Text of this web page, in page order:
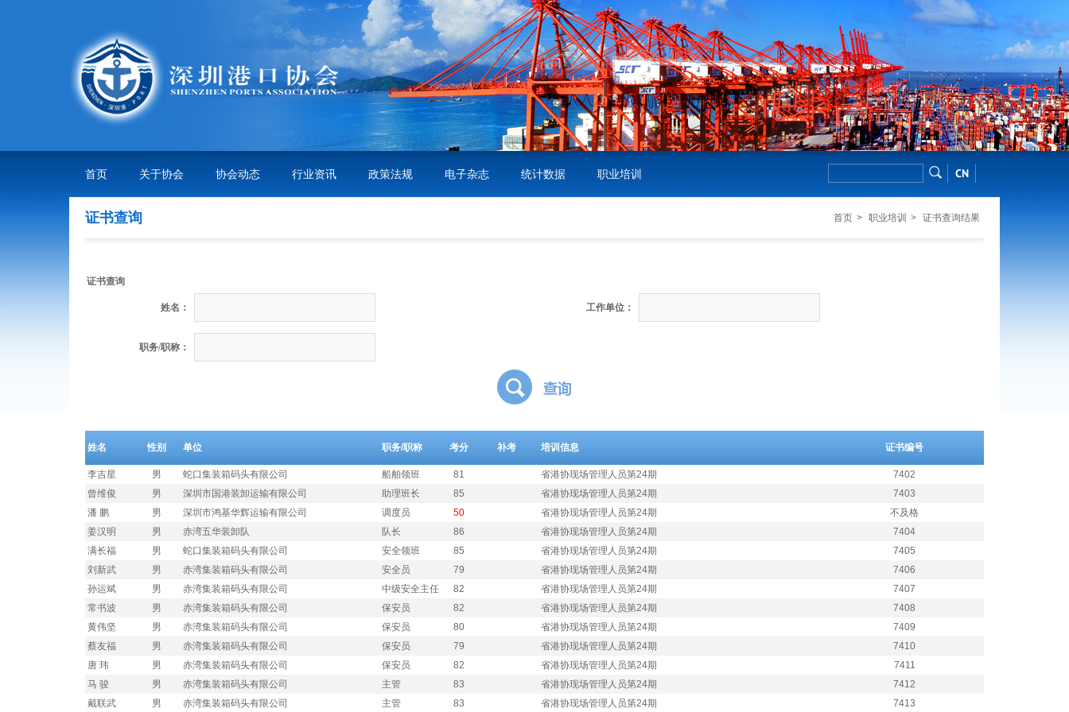
首页 关于协会 协会动态 行业资讯 政策法规 电子杂志 统计数据 职业培训 CN
证书查询 首页 > 职业培训 > 证书查询结果
证书查询
姓名： 工作单位：
职务/职称：
姓名 性别 单位 职务/职称 考分 补考 培训信息 证书编号
李吉星 男 蛇口集装箱码头有限公司 船舶领班 81 省港协现场管理人员第24期
7402
曾维俊
男 深圳市国港装卸运输有限公司 助理班长 85 省港协现场管理人员第24期
7403
潘 鹏
男 深圳市鸿基华辉运输有限公司 调度员 50 省港协现场管理人员第24期
不及格
姜汉明
男 赤湾五华装卸队 队长 86 省港协现场管理人员第24期
7404
满长福
男 蛇口集装箱码头有限公司 安全领班 85 省港协现场管理人员第24期
7405
刘新武
男 赤湾集装箱码头有限公司 安全员 79 省港协现场管理人员第24期
7406
孙运斌
男 赤湾集装箱码头有限公司 中级安全主任 82 省港协现场管理人员第24期
7407
常书波
男 赤湾集装箱码头有限公司 保安员 82 省港协现场管理人员第24期
7408
黄伟坚
男 赤湾集装箱码头有限公司 保安员 80 省港协现场管理人员第24期
7409
蔡友福
男 赤湾集装箱码头有限公司 保安员 79 省港协现场管理人员第24期
7410
唐 玮
男 赤湾集装箱码头有限公司 保安员 82 省港协现场管理人员第24期
7411
马 骏
男 赤湾集装箱码头有限公司 主管 83 省港协现场管理人员第24期
7412
戴联武
男 赤湾集装箱码头有限公司 主管 83 省港协现场管理人员第24期 7413